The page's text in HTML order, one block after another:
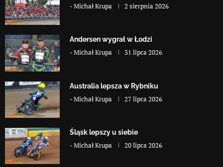
-Michał Krupa 2 sierpnia 2026
Andersen wygrał w Łodzi
-Michał Krupa 31 lipca 2026
Australia lepsza w Rybniku
-Michał Krupa 27 lipca 2026
Śląsk lepszy u siebie
-Michał Krupa 20 lipca 2026